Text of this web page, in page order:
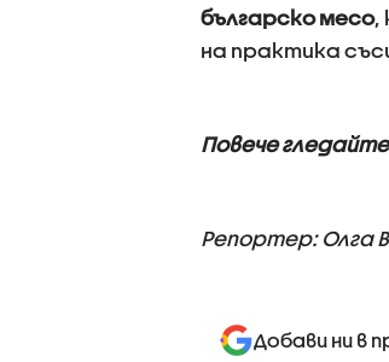
българско месо,
на практика
Повече
Репортер: Олга
Добави ни в